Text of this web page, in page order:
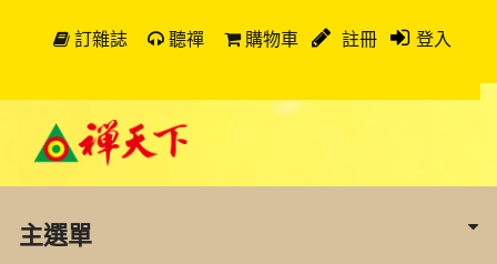
訂雜誌 聽禪 購物車 註冊 登入
主選單